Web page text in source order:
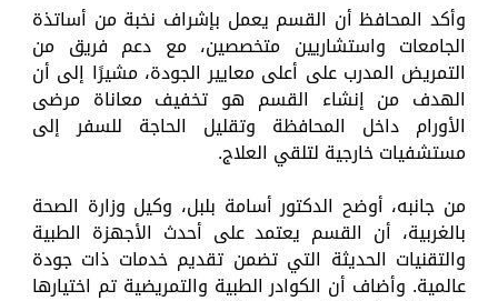
وأكد المحافظ أن القسم يعمل بإشراف نخبة من أساتذة
الجامعات واستشاريين متخصصين، مع دعم فريق من
التمريض المدرب على أعلى معايير الجودة، مشيرًا إلى أن
الهدف من إنشاء القسم هو تخفيف معاناة مرضى
الأورام داخل المحافظة وتقليل الحاجة للسفر إلى
مستشفيات خارجية لتلقي العلاج.
من جانبه، أوضح الدكتور أسامة بلبل، وكيل وزارة الصحة
بالغربية، أن القسم يعتمد على أحدث الأجهزة الطبية
والتقنيات الحديثة التي تضمن تقديم خدمات ذات جودة
عالمية. وأضاف أن الكوادر الطبية والتمريضية تم اختيارها